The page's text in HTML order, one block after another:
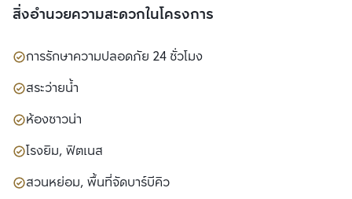
สิ่งอำนวยความสะดวกในโครงการ
การรักษาความปลอดภัย 24 ชั่วโมง
สระว่ายน้ำ
ห้องซาวน่า
โรงยิม, ฟิตเนส
สวนหย่อม, พื้นที่จัดบาร์บีคิว